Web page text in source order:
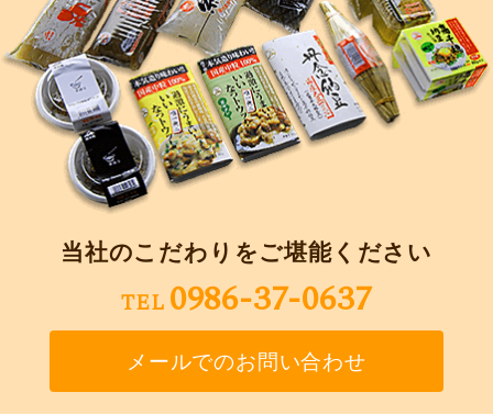
当社のこだわりをご堪能ください
TEL 0986-37-0637
メールでのお問い合わせ